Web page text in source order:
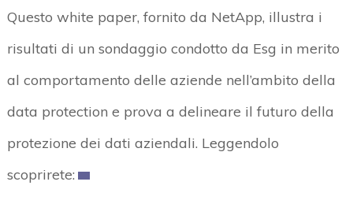
Questo white paper, fornito da NetApp, illustra i
risultati di un sondaggio condotto da Esg in merito
al comportamento delle aziende nell’ambito della
data protection e prova a delineare il futuro della
protezione dei dati aziendali. Leggendolo
scoprirete: